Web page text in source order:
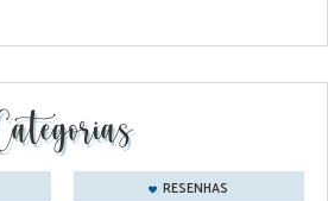
RESENHAS